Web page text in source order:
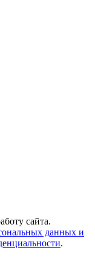
сайта.
данных и
.